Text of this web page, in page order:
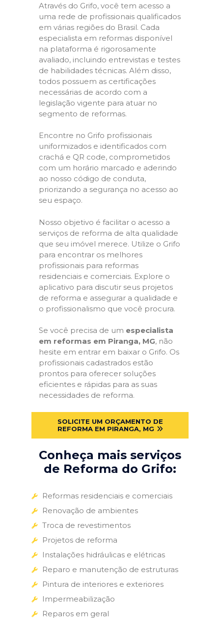
Através do Grifo, você tem acesso a
uma rede de profissionais qualificados
em várias regiões do Brasil. Cada
especialista em reformas disponível
na plataforma é rigorosamente
avaliado, incluindo entrevistas e testes
de habilidades técnicas. Além disso,
todos possuem as certificações
necessárias de acordo com a
legislação vigente para atuar no
segmento de reformas.
Encontre no Grifo profissionais
uniformizados e identificados com
crachá e QR code, comprometidos
com um horário marcado e aderindo
ao nosso código de conduta,
priorizando a segurança no acesso ao
seu espaço.
Nosso objetivo é facilitar o acesso a
serviços de reforma de alta qualidade
que seu imóvel merece. Utilize o Grifo
para encontrar os melhores
profissionais para reformas
residenciais e comerciais. Explore o
aplicativo para discutir seus projetos
de reforma e assegurar a qualidade e
o profissionalismo que você procura.
Se você precisa de um especialista
em reformas em Piranga, MG, não
hesite em entrar em baixar o Grifo. Os
profissionais cadastrados estão
prontos para oferecer soluções
eficientes e rápidas para as suas
necessidades de reforma.
SOLICITE UM ORÇAMENTO DE
REFORMA EM PIRANGA, MG
Conheça mais serviços
de Reforma do Grifo:
Reformas residenciais e comerciais
Renovação de ambientes
Troca de revestimentos
Projetos de reforma
Instalações hidráulicas e elétricas
Reparo e manutenção de estruturas
Pintura de interiores e exteriores
Impermeabilização
Reparos em geral